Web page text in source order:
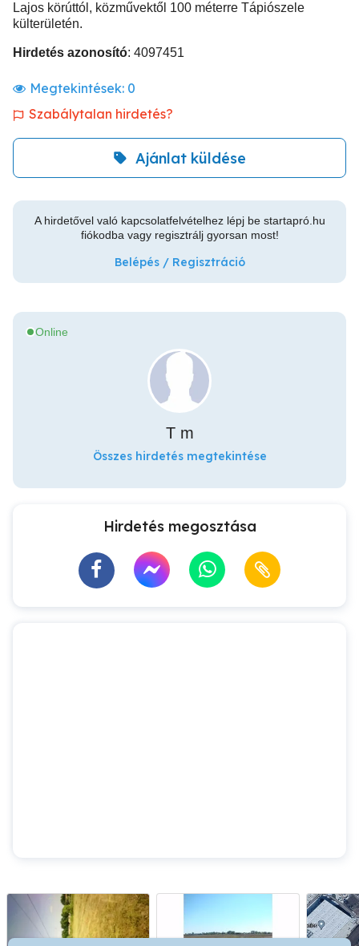
Lajos körúttól, közművektől 100 méterre Tápiószele
külterületén.
Hirdetés azonosító: 4097451
Megtekintések: 0
Szabálytalan hirdetés?
Ajánlat küldése
A hirdetővel való kapcsolatfelvételhez lépj be startapró.hu
fiókodba vagy regisztrálj gyorsan most!
Belépés / Regisztráció
Online
T m
Összes hirdetés megtekintése
Hirdetés megosztása